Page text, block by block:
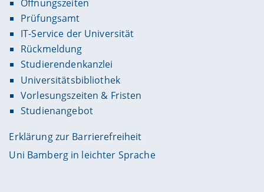
Öffnungszeiten
Prüfungsamt
IT-Service der Universität
Rückmeldung
Studierendenkanzlei
Universitätsbibliothek
Vorlesungszeiten & Fristen
Studienangebot
Erklärung zur Barrierefreiheit
Uni Bamberg in leichter Sprache